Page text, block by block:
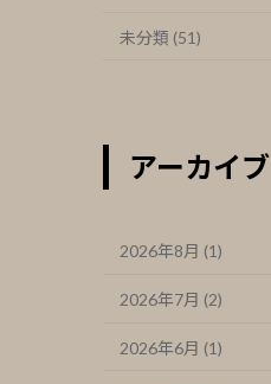
未分類 (51)
アーカイブ
2026年8月 (1)
2026年7月 (2)
2026年6月 (1)